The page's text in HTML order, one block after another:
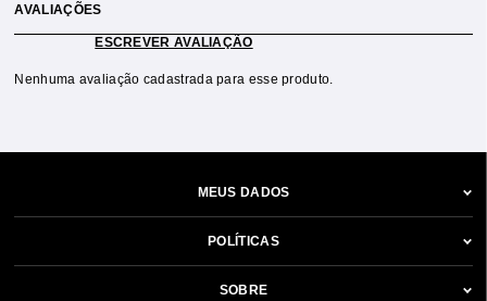
AVALIAÇÕES
ESCREVER AVALIAÇÃO
Nenhuma avaliação cadastrada para esse produto.
MEUS DADOS
POLÍTICAS
SOBRE